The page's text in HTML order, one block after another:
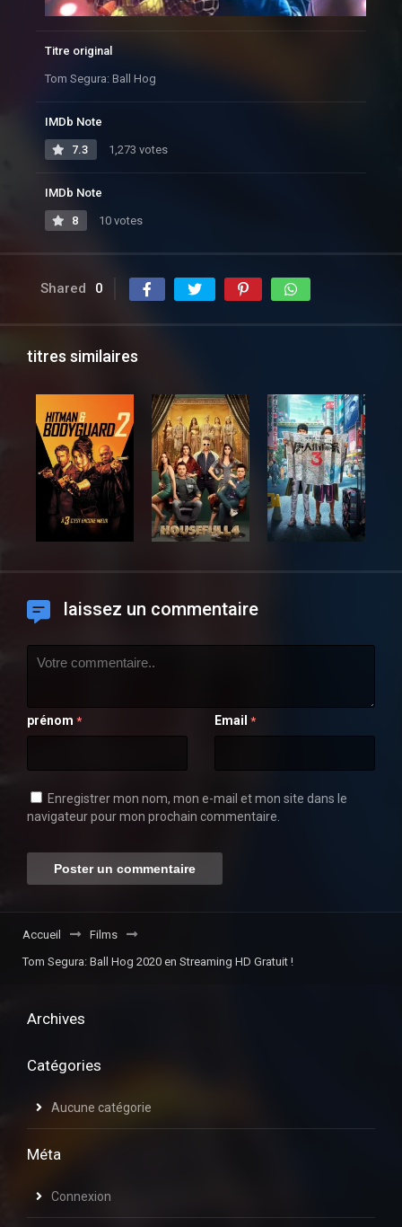
Titre original
Tom Segura: Ball Hog
IMDb Note
7.3 1,273 votes
IMDb Note
8 10 votes
Shared 0
titres similaires
laissez un commentaire
prénom * Email *
Enregistrer mon nom, mon e-mail et mon site dans le
navigateur pour mon prochain commentaire.
Accueil
Films
Tom Segura: Ball Hog 2020 en Streaming HD Gratuit !
Archives
Catégories
Aucune catégorie
Méta
Connexion